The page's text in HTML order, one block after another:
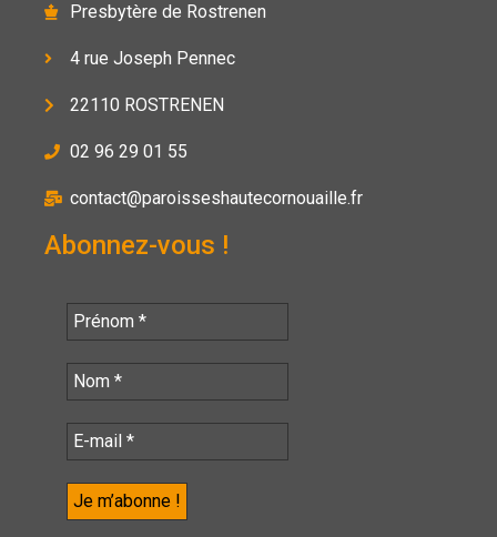
Presbytère de Rostrenen
4 rue Joseph Pennec
22110 ROSTRENEN
02 96 29 01 55
contact@paroisseshautecornouaille.fr
Abonnez-vous !